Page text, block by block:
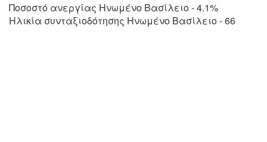
Ποσοστό ανεργίας Ηνωμένο Βασίλειο - 4.1%
Ηλικία συνταξιοδότησης Ηνωμένο Βασίλειο - 66